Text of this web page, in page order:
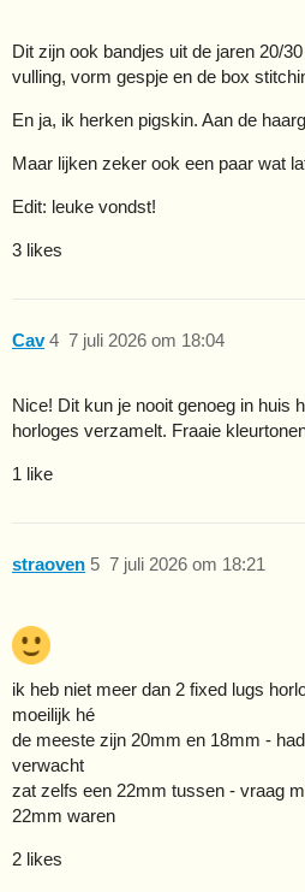
Dit zijn ook bandjes uit de jaren 20/
vulling, vorm gespje en de box
En ja, ik herken pigskin. Aan de
Maar lijken zeker ook een paar wat
Edit: leuke vondst!
3 likes
Cav 7 juli 2026 om 18:04
4
Nice! Dit kun je nooit genoeg in huis
horloges verzamelt. Fraaie
1 like
straoven 7 juli 2026 om 18:21
5
ik heb niet meer dan 2 fixed lugs
moeilijk hé
de meeste zijn 20mm en 18mm -
verwacht
zat zelfs een 22mm tussen - vraag
22mm waren
2 likes